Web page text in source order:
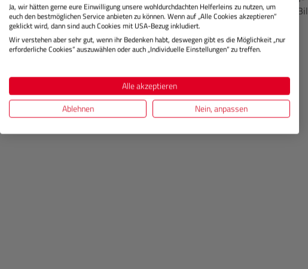
und sorgt dafür, dass Ihre
Ja, wir hätten gerne eure Einwilligung unsere wohldurchdachten Helferleins zu nutzen, um
euch den bestmöglichen Service anbieten zu können. Wenn auf „Alle Cookies akzeptieren“
geklickt wird, dann sind auch Cookies mit USA-Bezug inkludiert.
Wir verstehen aber sehr gut, wenn ihr Bedenken habt, deswegen gibt es die Möglichkeit „nur
erforderliche Cookies“ auszuwählen oder auch „Individuelle Einstellungen“ zu treffen.
Alle akzeptieren
Ablehnen
Nein, anpassen